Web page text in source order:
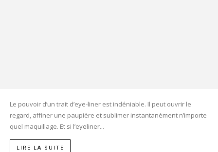
Le pouvoir d’un trait d’eye‑liner est indéniable. Il peut ouvrir le
regard, affiner une paupière et sublimer instantanément n’importe
quel maquillage. Et si l’eyeliner...
LIRE LA SUITE